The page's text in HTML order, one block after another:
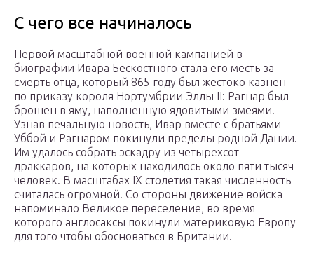
С чего все начиналось
Первой масштабной военной кампанией в
биографии Ивара Бескостного стала его месть за
смерть отца, который 865 году был жестоко казнен
по приказу короля Нортумбрии Эллы II: Рагнар был
брошен в яму, наполненную ядовитыми змеями.
Узнав печальную новость, Ивар вместе с братьями
Уббой и Рагнаром покинули пределы родной Дании.
Им удалось собрать эскадру из четырехсот
драккаров, на которых находилось около пяти тысяч
человек. В масштабах IX столетия такая численность
считалась огромной. Со стороны движение войска
напоминало Великое переселение, во время
которого англосаксы покинули материковую Европу
для того чтобы обосноваться в Британии.